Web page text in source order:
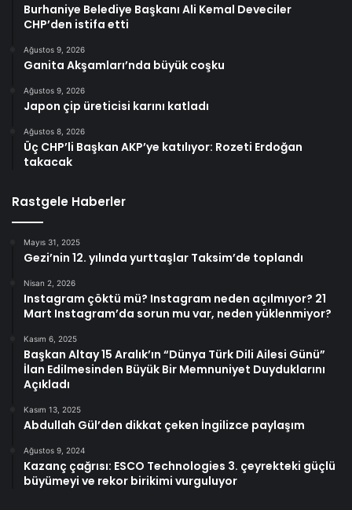
Burhaniye Belediye Başkanı Ali Kemal Deveciler
CHP’den istifa etti
Ağustos 9, 2026
Ganita Akşamları’nda büyük coşku
Ağustos 9, 2026
Japon çip üreticisi karını katladı
Ağustos 8, 2026
Üç CHP’li Başkan AKP’ye katılıyor: Rozeti Erdoğan
takacak
Rastgele Haberler
Mayıs 31, 2025
Gezi’nin 12. yılında yurttaşlar Taksim’de toplandı
Nisan 2, 2026
Instagram çöktü mü? Instagram neden açılmıyor? 21
Mart Instagram’da sorun mu var, neden yüklenmiyor?
Kasım 6, 2025
Başkan Altay 15 Aralık’ın “Dünya Türk Dili Ailesi Günü”
İlan Edilmesinden Büyük Bir Memnuniyet Duyduklarını
Açıkladı
Kasım 13, 2025
Abdullah Gül’den dikkat çeken İngilizce paylaşım
Ağustos 9, 2024
Kazanç çağrısı: ESCO Technologies 3. çeyrekteki güçlü
büyümeyi ve rekor birikimi vurguluyor